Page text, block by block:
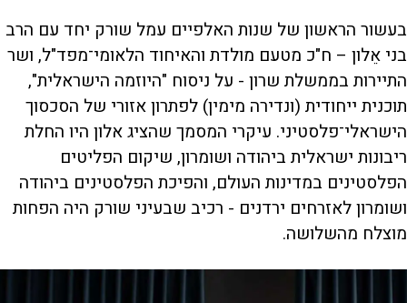
בעשור הראשון של שנות האלפיים עמל שורק יחד עם הרב
בני אֵלון – ח"כ מטעם מולדת והאיחוד הלאומי־מפד"ל, ושר
התיירות בממשלת שרון - על ניסוח "היוזמה הישראלית",
תוכנית ייחודית (ונדירה מימין) לפתרון אזורי של הסכסוך
הישראלי־פלסטיני. עיקרי המסמך שהציג אלון היו החלת
ריבונות ישראלית ביהודה ושומרון, שיקום הפליטים
הפלסטינים במדינות העולם, והפיכת הפלסטינים ביהודה
ושומרון לאזרחים ירדנים - רכיב שבעיני שורק היה הפחות
מוצלח מהשלושה.